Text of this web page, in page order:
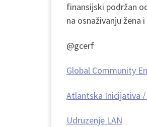
finansijski podržan
na osnaživanju žena
@gcerf
Global Community
Atlantska Inicijativa
Udruzenje LAN